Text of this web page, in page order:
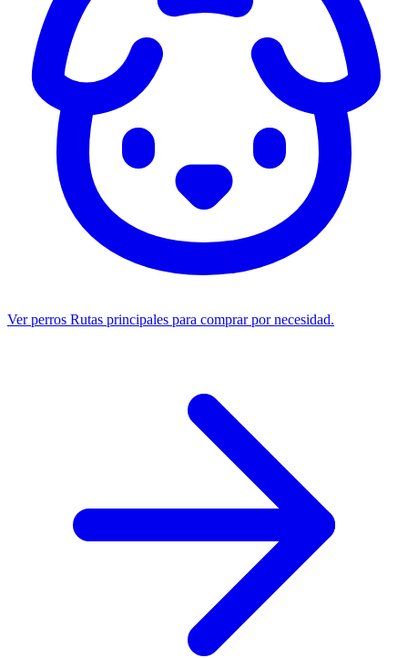
Ver perros Rutas principales para comprar por necesidad.